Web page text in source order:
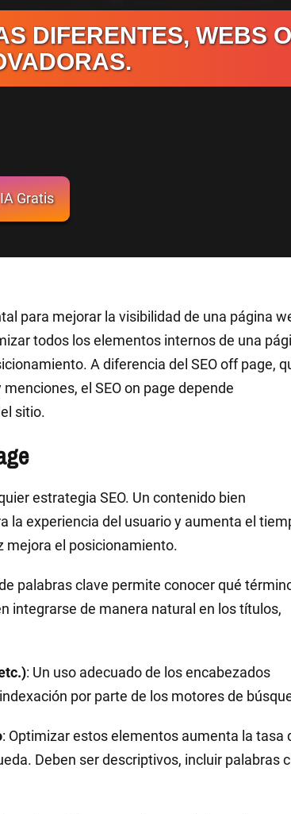
DIFERENTES, WEBS
Gratis
para mejorar la visibilidad de una página
todos los elementos internos de una
A diferencia del SEO off page,
el SEO on page depende
sitio.
estrategia SEO. Un contenido bien
la experiencia del usuario y aumenta el
mejora el posicionamiento.
palabras clave permite conocer qué
integrarse de manera natural en los títulos,
: Un uso adecuado de los encabezados
por parte de los motores de
: Optimizar estos elementos aumenta la tasa
Deben ser descriptivos, incluir palabras